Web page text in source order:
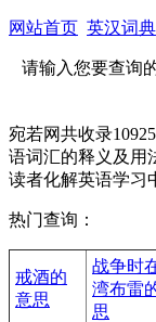
网站首页 英汉词典
请输入您要查询
宛若网共收录
语词汇的释义及用
读者化解英语学习
热门查询：
戒酒的
意思
战争时
湾布雷
思